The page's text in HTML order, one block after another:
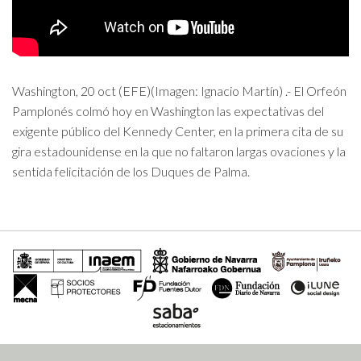
Washington, 20 oct (EFE)(Imagen: Ignacio Martín) .- El Orfeón
Pamplonés colmó hoy en Washington las expectativas del
exigente público del Kennedy Center, en la primera cita de su
gira estadounidense en la que no faltaron largas ovaciones y la
sentida felicitación de los Duques de Palma.